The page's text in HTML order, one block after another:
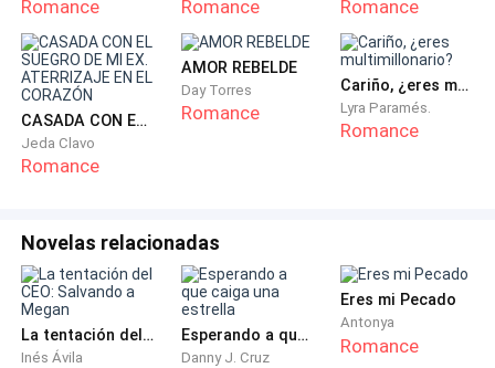
Romance Romance Romance
CASADA CON EL SUEGRO DE MI EX. ATERRIZAJE EN EL CORAZÓN
Jeda Clavo
Romance
AMOR REBELDE
Day Torres
Romance
Cariño, ¿eres multimillonario?
Lyra Paramés.
Romance
Novelas relacionadas
La tentación del CEO: Salvando a Megan
Inés Ávila
Esperando a que caiga una estrella
Danny J. Cruz
Eres mi Pecado
Antonya
Romance